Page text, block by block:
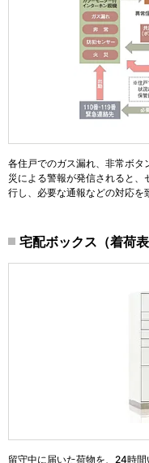
各住戸でのガス漏れ、非常ボタ
災による警報が発信されると
行し、必要な通報などの対応を
宅配ボックス（着荷表
留守中に届いた荷物を、24時